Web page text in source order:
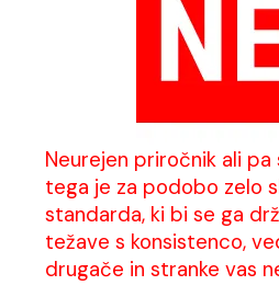
Neurejen priročnik ali
tega je za podobo zelo
standarda, ki bi se ga
težave s konsistenco,
drugače in stranke vas